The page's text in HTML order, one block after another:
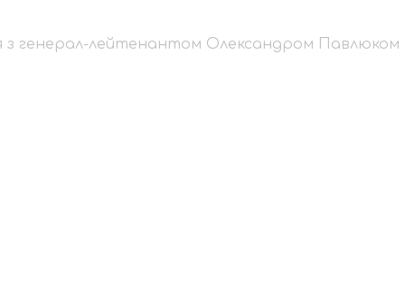
з генерал-лейтенантом Олександром Павлюком